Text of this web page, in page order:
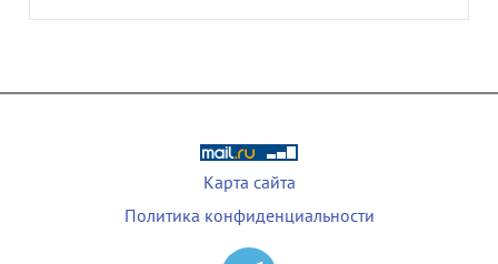
Карта сайта
Политика конфиденциальности